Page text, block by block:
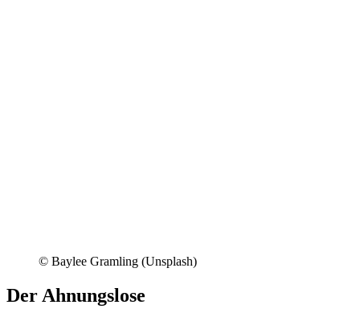
© Baylee Gramling (Unsplash)
Der Ahnungslose